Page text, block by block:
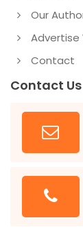
Our
Advertise
Contact
Contact Us